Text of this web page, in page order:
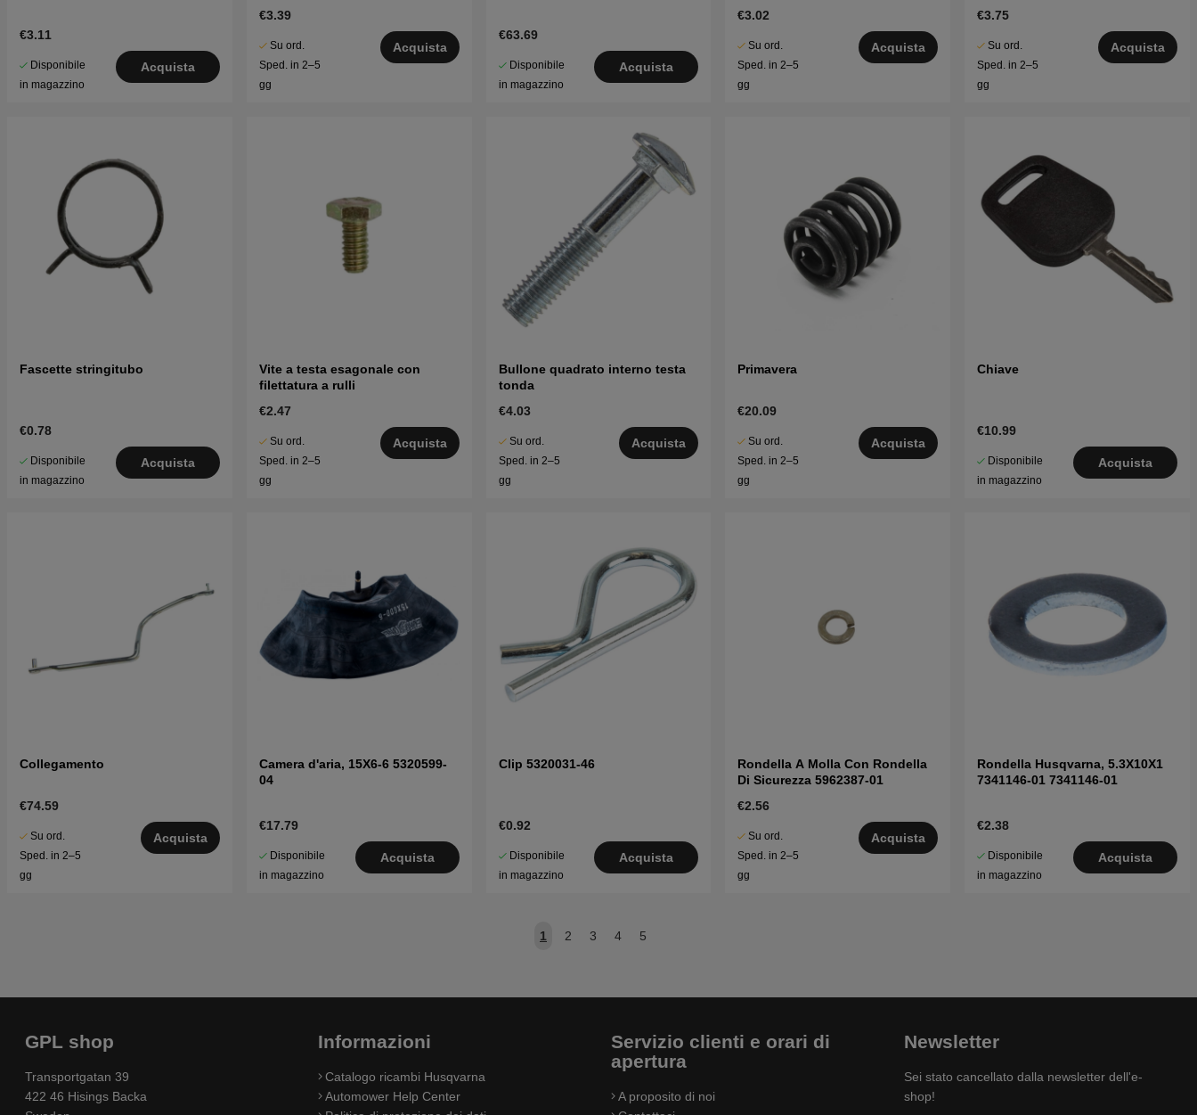
€3.11
Disponibile
in magazzino
Acquista
€3.39
Su ord.
Sped. in 2–5
gg
Acquista
€63.69
Disponibile
in magazzino
Acquista
€3.02
Su ord.
Sped. in 2–5
gg
Acquista
€3.75
Su ord.
Sped. in 2–5
gg
Acquista
Fascette stringitubo
€0.78
Disponibile
in magazzino
Acquista
Vite a testa esagonale con
filettatura a rulli
€2.47
Su ord.
Sped. in 2–5
gg
Acquista
Bullone quadrato interno testa
tonda
€4.03
Su ord.
Sped. in 2–5
gg
Acquista
Primavera
€20.09
Su ord.
Sped. in 2–5
gg
Acquista
Chiave
€10.99
Disponibile
in magazzino
Acquista
Collegamento
€74.59
Su ord.
Sped. in 2–5
gg
Acquista
Camera d'aria, 15X6-6 5320599-
04
€17.79
Disponibile
in magazzino
Acquista
Clip 5320031-46
€0.92
Disponibile
in magazzino
Acquista
Rondella A Molla Con Rondella
Di Sicurezza 5962387-01
€2.56
Su ord.
Sped. in 2–5
gg
Acquista
Rondella Husqvarna, 5.3X10X1
7341146-01 7341146-01
€2.38
Disponibile
in magazzino
Acquista
1 2 3 4 5
GPL shop
Transportgatan 39
422 46 Hisings Backa
Informazioni
Catalogo ricambi Husqvarna
Automower Help Center
Servizio clienti e orari di
apertura
A proposito di noi
Newsletter
Sei stato cancellato dalla newsletter dell'e-
shop!